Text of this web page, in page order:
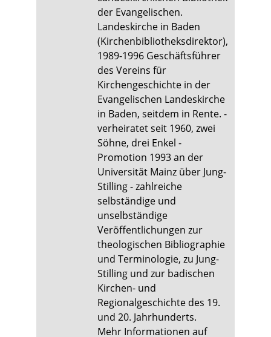
der Evangelischen.
Landeskirche in Baden
(Kirchenbibliotheksdirektor),
1989-1996 Geschäftsführer
des Vereins für
Kirchengeschichte in der
Evangelischen Landeskirche
in Baden, seitdem in Rente. -
verheiratet seit 1960, zwei
Söhne, drei Enkel -
Promotion 1993 an der
Universität Mainz über Jung-
Stilling - zahlreiche
selbständige und
unselbständige
Veröffentlichungen zur
theologischen Bibliographie
und Terminologie, zu Jung-
Stilling und zur badischen
Kirchen- und
Regionalgeschichte des 19.
und 20. Jahrhunderts.
Mehr Informationen auf